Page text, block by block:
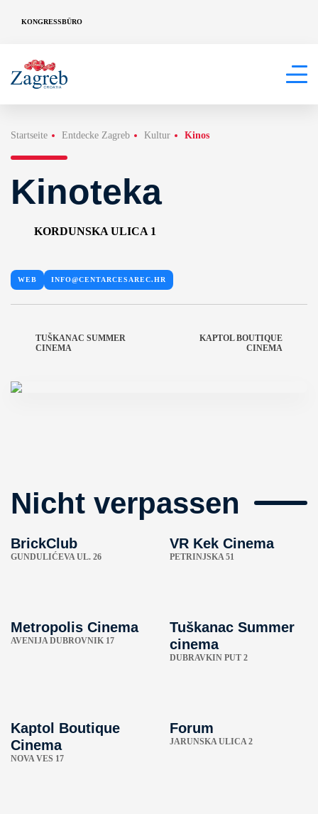
KONGRESSBÜRO
Startseite Entdecke Zagreb Kultur Kinos
Kinoteka
KORDUNSKA ULICA 1
WEB INFO@CENTARCESAREC.HR
TUŠKANAC SUMMER
CINEMA
KAPTOL BOUTIQUE
CINEMA
Nicht verpassen
BrickClub
GUNDULIĆEVA UL. 26
VR Kek Cinema
PETRINJSKA 51
Metropolis Cinema
AVENIJA DUBROVNIK 17
Tuškanac Summer
cinema
DUBRAVKIN PUT 2
Kaptol Boutique
Cinema
NOVA VES 17
Forum
JARUNSKA ULICA 2